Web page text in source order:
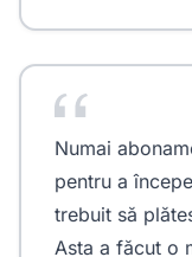
Numai
pentru a
trebuit să
Asta a făcut o